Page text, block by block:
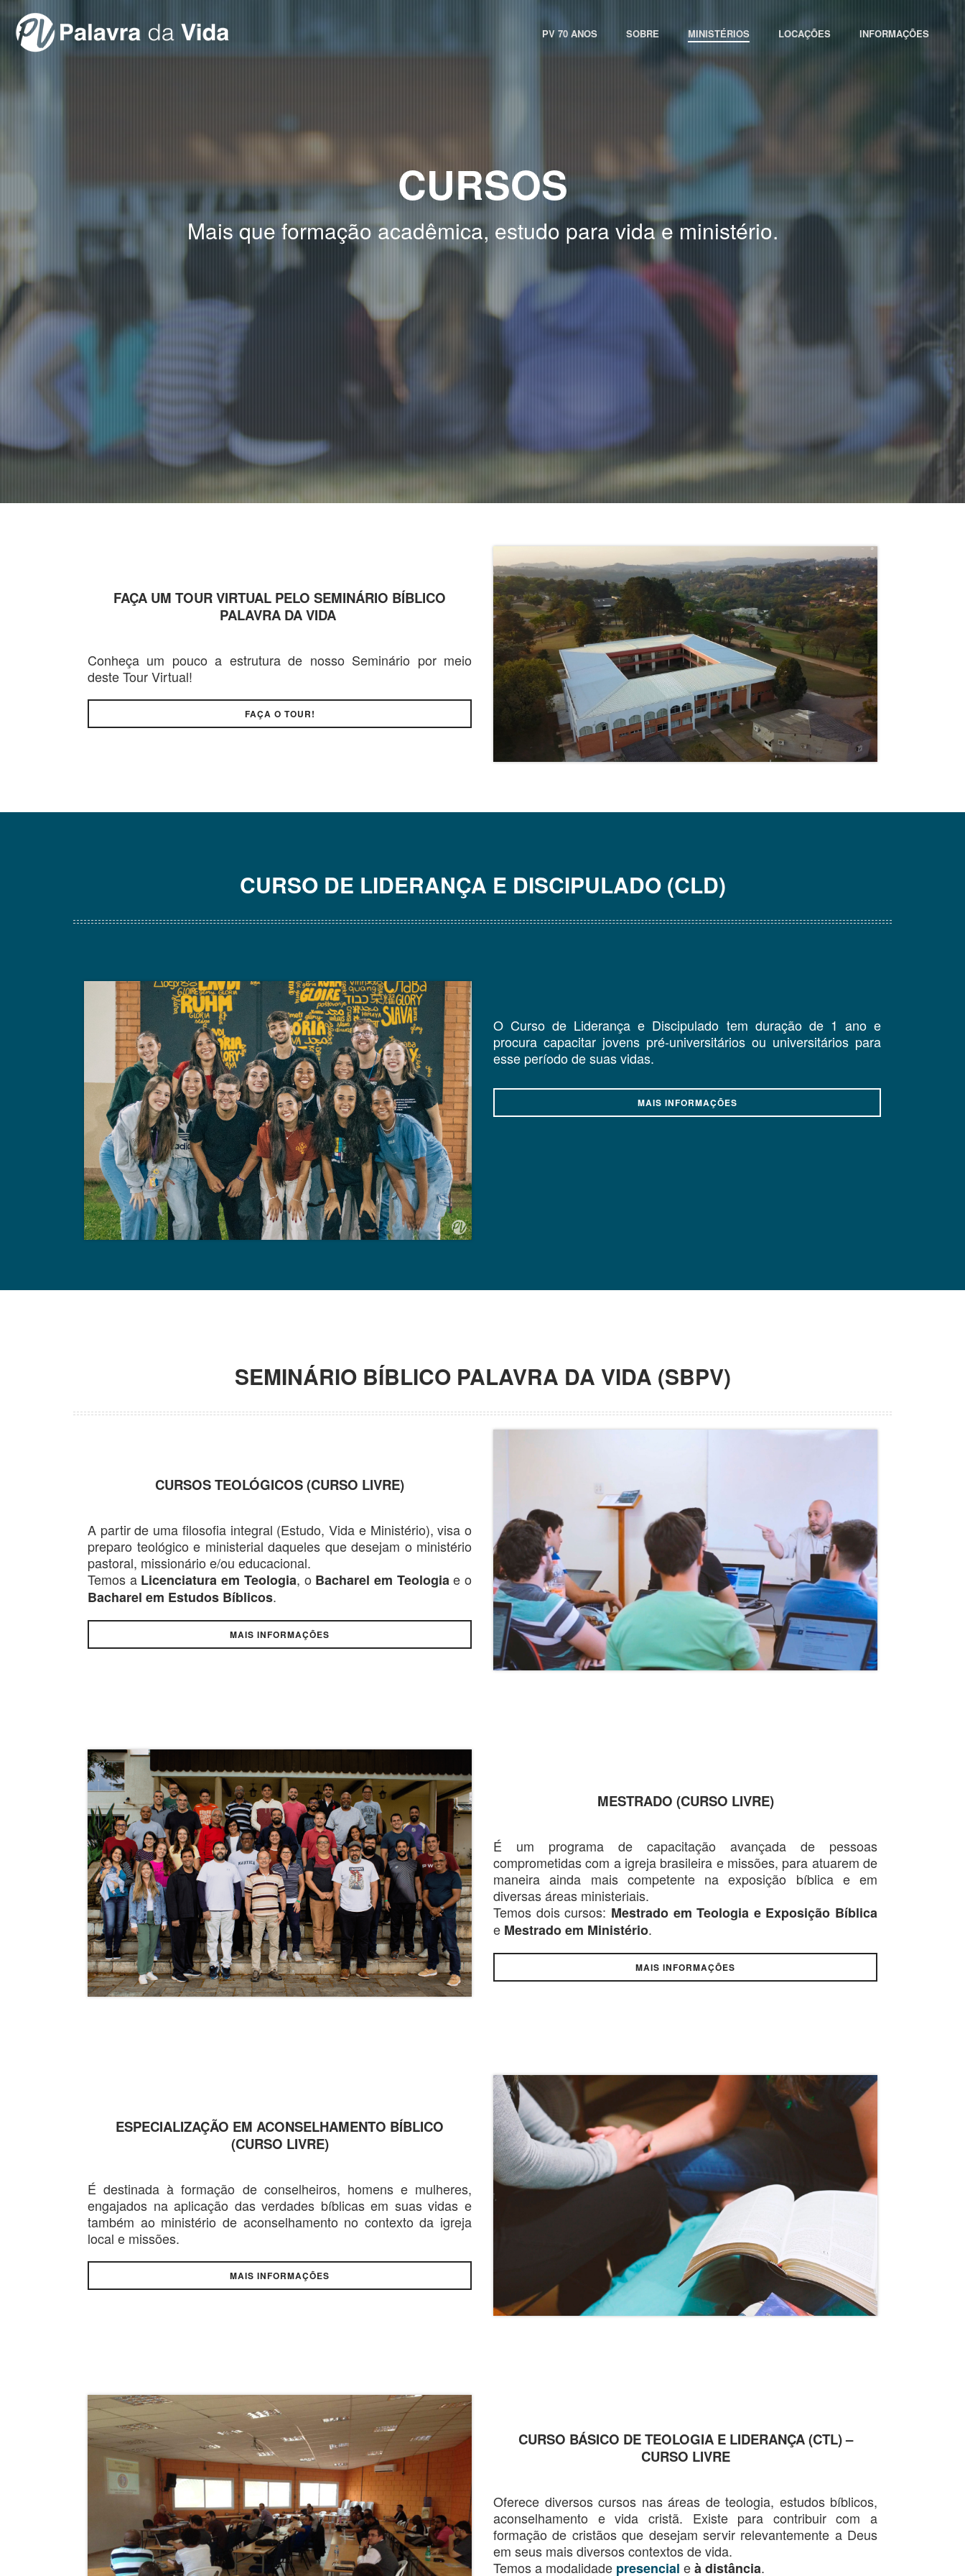
PV 70 ANOS SOBRE MINISTÉRIOS LOCAÇÕES INFORMAÇÕES
CURSOS
Mais que formação acadêmica, estudo para vida e ministério.
FAÇA UM TOUR VIRTUAL PELO SEMINÁRIO BÍBLICO
PALAVRA DA VIDA
Conheça um pouco a estrutura de nosso Seminário por meio
deste Tour Virtual!
FAÇA O TOUR!
CURSO DE LIDERANÇA E DISCIPULADO (CLD)
O Curso de Liderança e Discipulado tem duração de 1 ano e
procura capacitar jovens pré-universitários ou universitários para
esse período de suas vidas.
MAIS INFORMAÇÕES
SEMINÁRIO BÍBLICO PALAVRA DA VIDA (SBPV)
CURSOS TEOLÓGICOS (CURSO LIVRE)
A partir de uma filosofia integral (Estudo, Vida e Ministério), visa o
preparo teológico e ministerial daqueles que desejam o ministério
pastoral, missionário e/ou educacional.
Temos a Licenciatura em Teologia, o Bacharel em Teologia e o
Bacharel em Estudos Bíblicos.
MAIS INFORMAÇÕES
MESTRADO (CURSO LIVRE)
É um programa de capacitação avançada de pessoas
comprometidas com a igreja brasileira e missões, para atuarem de
maneira ainda mais competente na exposição bíblica e em
diversas áreas ministeriais.
Temos dois cursos: Mestrado em Teologia e Exposição Bíblica
e Mestrado em Ministério.
MAIS INFORMAÇÕES
ESPECIALIZAÇÃO EM ACONSELHAMENTO BÍBLICO
(CURSO LIVRE)
É destinada à formação de conselheiros, homens e mulheres,
engajados na aplicação das verdades bíblicas em suas vidas e
também ao ministério de aconselhamento no contexto da igreja
local e missões.
MAIS INFORMAÇÕES
CURSO BÁSICO DE TEOLOGIA E LIDERANÇA (CTL) –
CURSO LIVRE
Oferece diversos cursos nas áreas de teologia, estudos bíblicos,
aconselhamento e vida cristã. Existe para contribuir com a
formação de cristãos que desejam servir relevantemente a Deus
em seus mais diversos contextos de vida.
Temos a modalidade presencial eà distância.